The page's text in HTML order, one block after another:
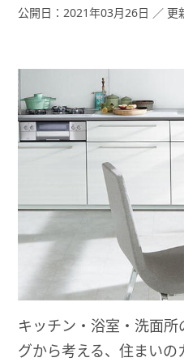
紀子さんにプランニングのヒン
公開日：2021年03月26日 ／ 更
キッチン・浴室・洗面
グから考える、住まいの